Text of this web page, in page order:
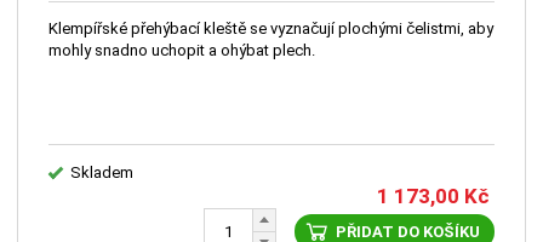
Klempířské přehýbací kleště se vyznačují plochými čelistmi, aby
mohly snadno uchopit a ohýbat plech.
Skladem
1 173,00 Kč
PŘIDAT DO KOŠÍKU